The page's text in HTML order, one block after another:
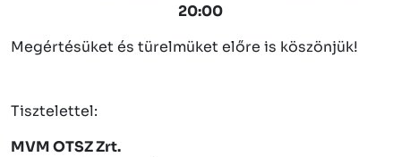
20:00
Megértésüket és türelmüket előre is köszönjük!
Tisztelettel:
MVM OTSZ Zrt.